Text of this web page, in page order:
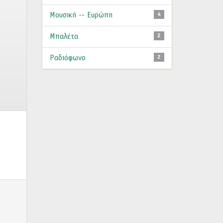
4
Μουσική -- Ευρώπη
2
Μπαλέτα
2
Ραδιόφωνο